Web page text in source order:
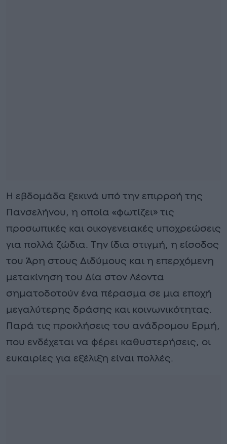
Η εβδομάδα ξεκινά υπό την επιρροή της
Πανσελήνου, η οποία «φωτίζει» τις
προσωπικές και οικογενειακές υποχρεώσεις
για πολλά ζώδια. Την ίδια στιγμή, η είσοδος
του Άρη στους Διδύμους και η επερχόμενη
μετακίνηση του Δία στον Λέοντα
σηματοδοτούν ένα πέρασμα σε μια εποχή
μεγαλύτερης δράσης και κοινωνικότητας.
Παρά τις προκλήσεις του ανάδρομου Ερμή,
που ενδέχεται να φέρει καθυστερήσεις, οι
ευκαιρίες για εξέλιξη είναι πολλές.